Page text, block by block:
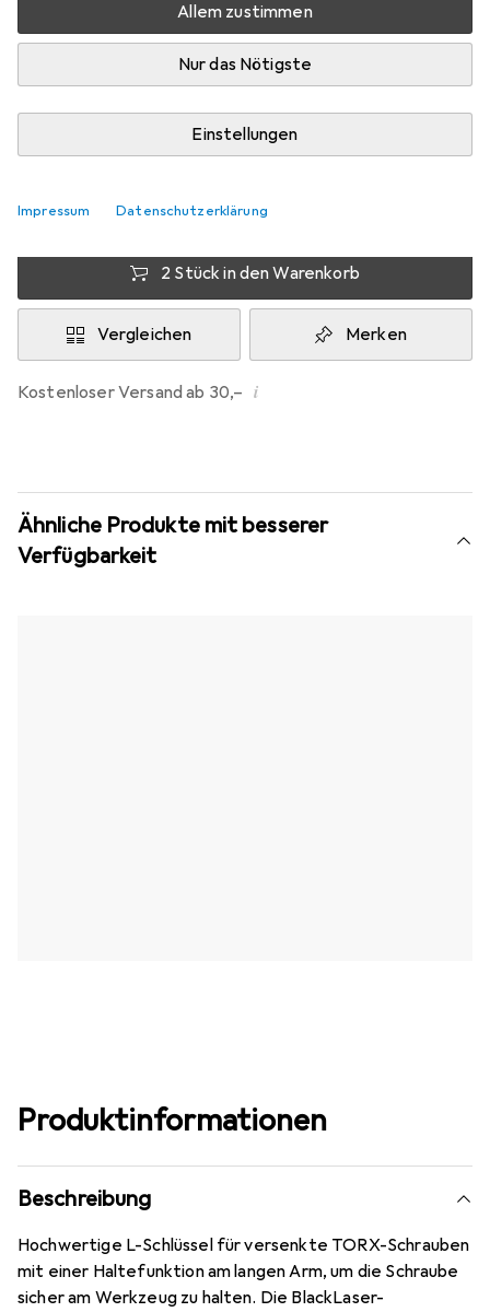
Allem zustimmen
Nur das Nötigste
Einstellungen
Impressum Datenschutzerklärung
Zwischen Do, 3-9 und Do, 17-9 geliefert
Mehr als 10 Stück bestellt
Benachrichtigen, wenn schneller verfügbar
1 Stück
2 Stück
−13%
3 Stück
−19
4 Stück
2 Stück in den Warenkorb
Vergleichen Merken
Kostenloser Versand ab 30,– i
Ähnliche Produkte mit besserer
Verfügbarkeit
Produktinformationen
Beschreibung
Hochwertige L-Schlüssel für versenkte TORX-Schrauben
mit einer Haltefunktion am langen Arm, um die Schraube
sicher am Werkzeug zu halten. Die BlackLaser-